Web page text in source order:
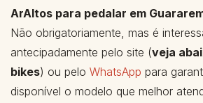
ArAltos para pedalar em
Não obrigatoriamente, mas é
antecipadamente pelo site (veja
bikes) ou pelo WhatsApp para
disponível o modelo que melhor